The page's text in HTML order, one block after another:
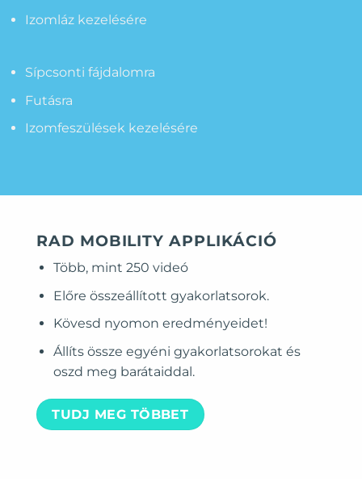
Izomláz kezelésére
Sípcsonti fájdalomra
Futásra
Izomfeszülések kezelésére
RAD MOBILITY APPLIKÁCIÓ
Több, mint 250 videó
Előre összeállított gyakorlatsorok.
Kövesd nyomon eredményeidet!
Állíts össze egyéni gyakorlatsorokat és
oszd meg barátaiddal.
TUDJ MEG TÖBBET